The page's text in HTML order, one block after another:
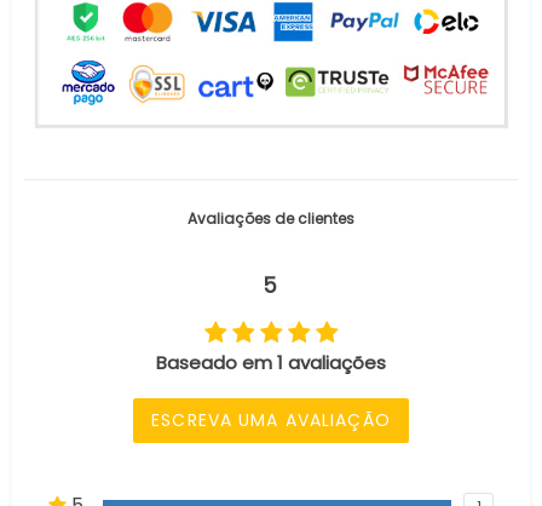
Avaliações de clientes
5
Baseado em 1 avaliações
ESCREVA UMA AVALIAÇÃO